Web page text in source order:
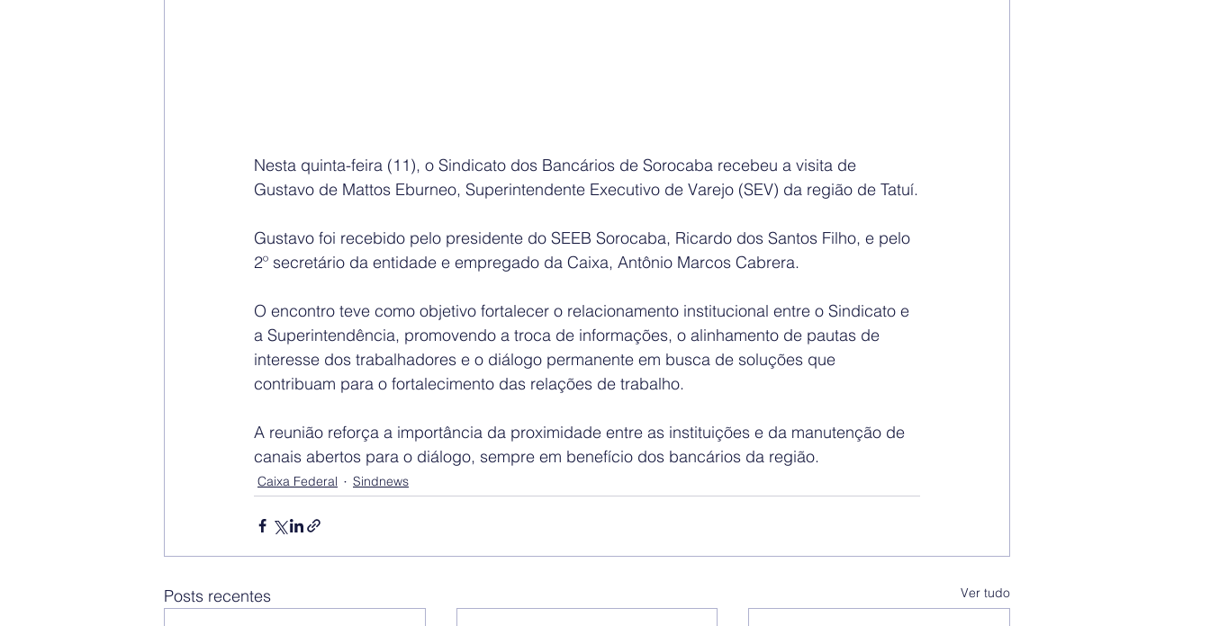
Nesta quinta-feira (11), o Sindicato dos Bancários de Sorocaba recebeu a visita de
Gustavo de Mattos Eburneo, Superintendente Executivo de Varejo (SEV) da região de Tatuí.
Gustavo foi recebido pelo presidente do SEEB Sorocaba, Ricardo dos Santos Filho, e pelo
2º secretário da entidade e empregado da Caixa, Antônio Marcos Cabrera.
O encontro teve como objetivo fortalecer o relacionamento institucional entre o Sindicato e
a Superintendência, promovendo a troca de informações, o alinhamento de pautas de
interesse dos trabalhadores e o diálogo permanente em busca de soluções que
contribuam para o fortalecimento das relações de trabalho.
A reunião reforça a importância da proximidade entre as instituições e da manutenção de
canais abertos para o diálogo, sempre em benefício dos bancários da região.
Caixa Federal Sindnews
Posts recentes Ver tudo